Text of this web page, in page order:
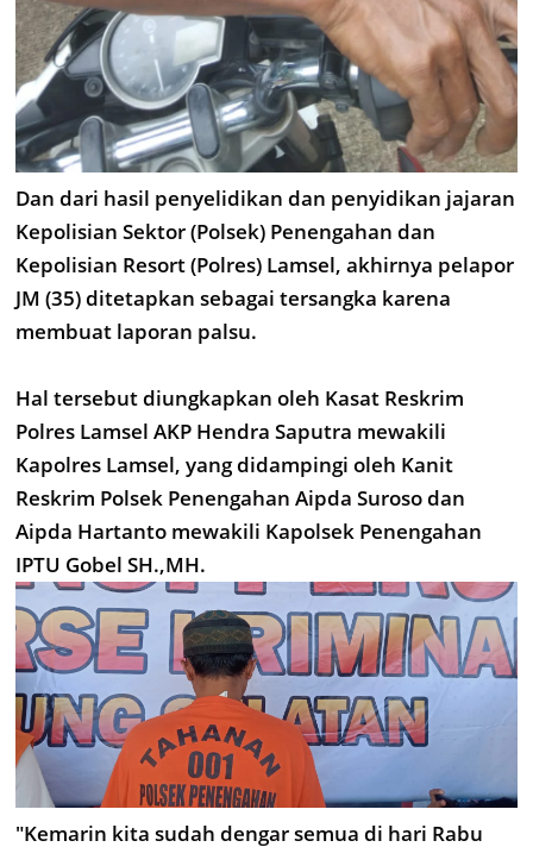
Dan dari hasil penyelidikan dan penyidikan jajaran
Kepolisian Sektor (Polsek) Penengahan dan
Kepolisian Resort (Polres) Lamsel, akhirnya pelapor
JM (35) ditetapkan sebagai tersangka karena
membuat laporan palsu.
Hal tersebut diungkapkan oleh Kasat Reskrim
Polres Lamsel AKP Hendra Saputra mewakili
Kapolres Lamsel, yang didampingi oleh Kanit
Reskrim Polsek Penengahan Aipda Suroso dan
Aipda Hartanto mewakili Kapolsek Penengahan
IPTU Gobel SH.,MH.
"Kemarin kita sudah dengar semua di hari Rabu